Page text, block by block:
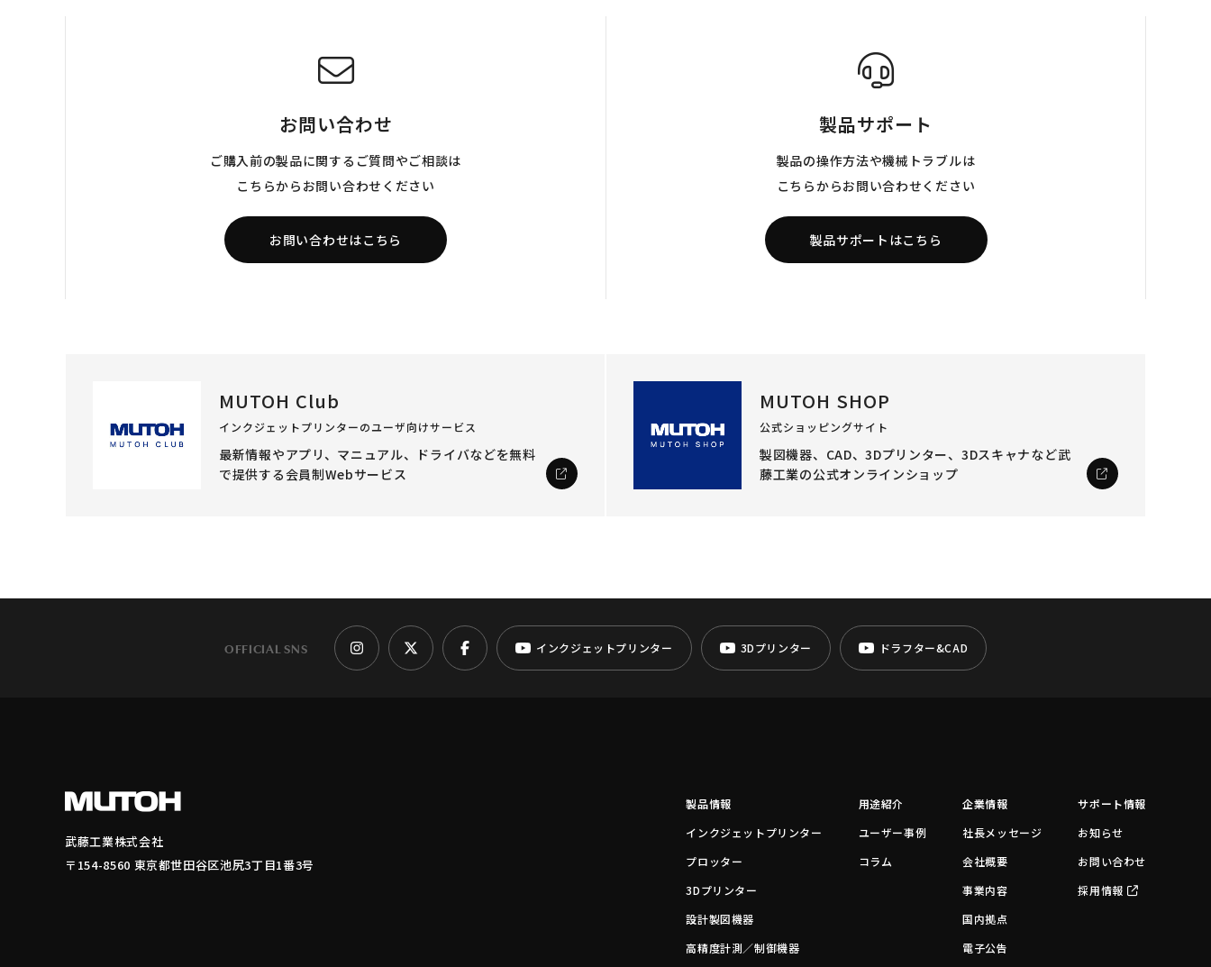
お問い合わせ
ご購入前の製品に関するご質問やご相談は
こちらからお問い合わせください
お問い合わせはこちら
製品サポート
製品の操作方法や機械トラブルは
こちらからお問い合わせください
製品サポートはこちら
MUTOH Club
インクジェットプリンターのユーザ向けサービス
最新情報やアプリ、マニュアル、ドライバなどを無料
で提供する会員制Webサービス
MUTOH SHOP
公式ショッピングサイト
製図機器、CAD、3Dプリンター、3Dスキャナなど武
藤工業の公式オンラインショップ
OFFICIAL SNS インクジェットプリンター 3Dプリンター ドラフター&CAD
武藤工業株式会社
〒154-8560 東京都世田谷区池尻3丁目1番3号
製品情報
インクジェットプリンター
プロッター
3Dプリンター
設計製図機器
高精度計測／制御機器
用途紹介
ユーザー事例
コラム
企業情報
社長メッセージ
会社概要
事業内容
国内拠点
電子公告
サポート情報
お知らせ
お問い合わせ
採用情報